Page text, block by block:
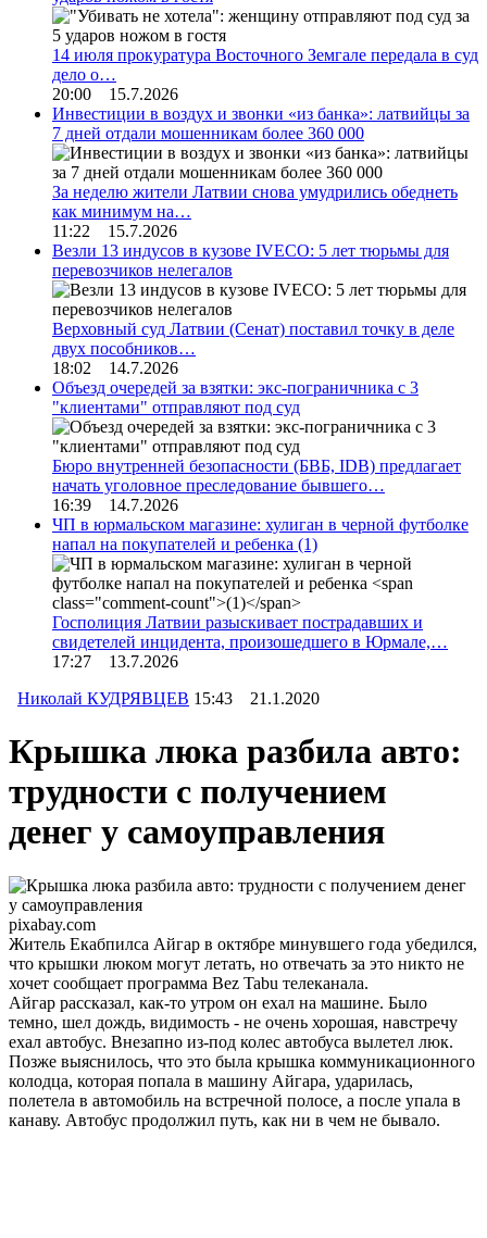
14 июля прокуратура Восточного Земгале передала в суд
дело о…
20:00 15.7.2026
Инвестиции в воздух и звонки «из банка»: латвийцы за
7 дней отдали мошенникам более 360 000
За неделю жители Латвии снова умудрились обеднеть
как минимум на…
11:22 15.7.2026
Везли 13 индусов в кузове IVECO: 5 лет тюрьмы для
перевозчиков нелегалов
Верховный суд Латвии (Сенат) поставил точку в деле
двух пособников…
18:02 14.7.2026
Объезд очередей за взятки: экс-пограничника с 3
"клиентами" отправляют под суд
Бюро внутренней безопасности (БВБ, IDB) предлагает
начать уголовное преследование бывшего…
16:39 14.7.2026
ЧП в юрмальском магазине: хулиган в черной футболке
напал на покупателей и ребенка (1)
Госполиция Латвии разыскивает пострадавших и
свидетелей инцидента, произошедшего в Юрмале,…
17:27 13.7.2026
Николай КУДРЯВЦЕВ 15:43 21.1.2020
Крышка люка разбила авто:
трудности с получением
денег у самоуправления
pixabay.com
Житель Екабпилса Айгар в октябре минувшего года убедился,
что крышки люком могут летать, но отвечать за это никто не
хочет сообщает программа Bez Tabu телеканала.
Айгар рассказал, как-то утром он ехал на машине. Было
темно, шел дождь, видимость - не очень хорошая, навстречу
ехал автобус. Внезапно из-под колес автобуса вылетел люк.
Позже выяснилось, что это была крышка коммуникационного
колодца, которая попала в машину Айгара, ударилась,
полетела в автомобиль на встречной полосе, а после упала в
канаву. Автобус продолжил путь, как ни в чем не бывало.